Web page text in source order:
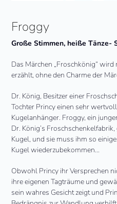
Froggy
Große Stimmen, heiße Tänze-
Das Märchen „Froschkönig“
erzählt, ohne den Charme der
Dr. König, Besitzer einer
Tochter Princy einen sehr
Kugelanhänger. Froggy, ein
Dr. König’s
Kugel, und sie muss ihm so
Kugel wiederzubekommen…
Obwohl Princy ihr Versprechen
ihre eigenen Tagträume und
sein wahres Gesicht zeigt und